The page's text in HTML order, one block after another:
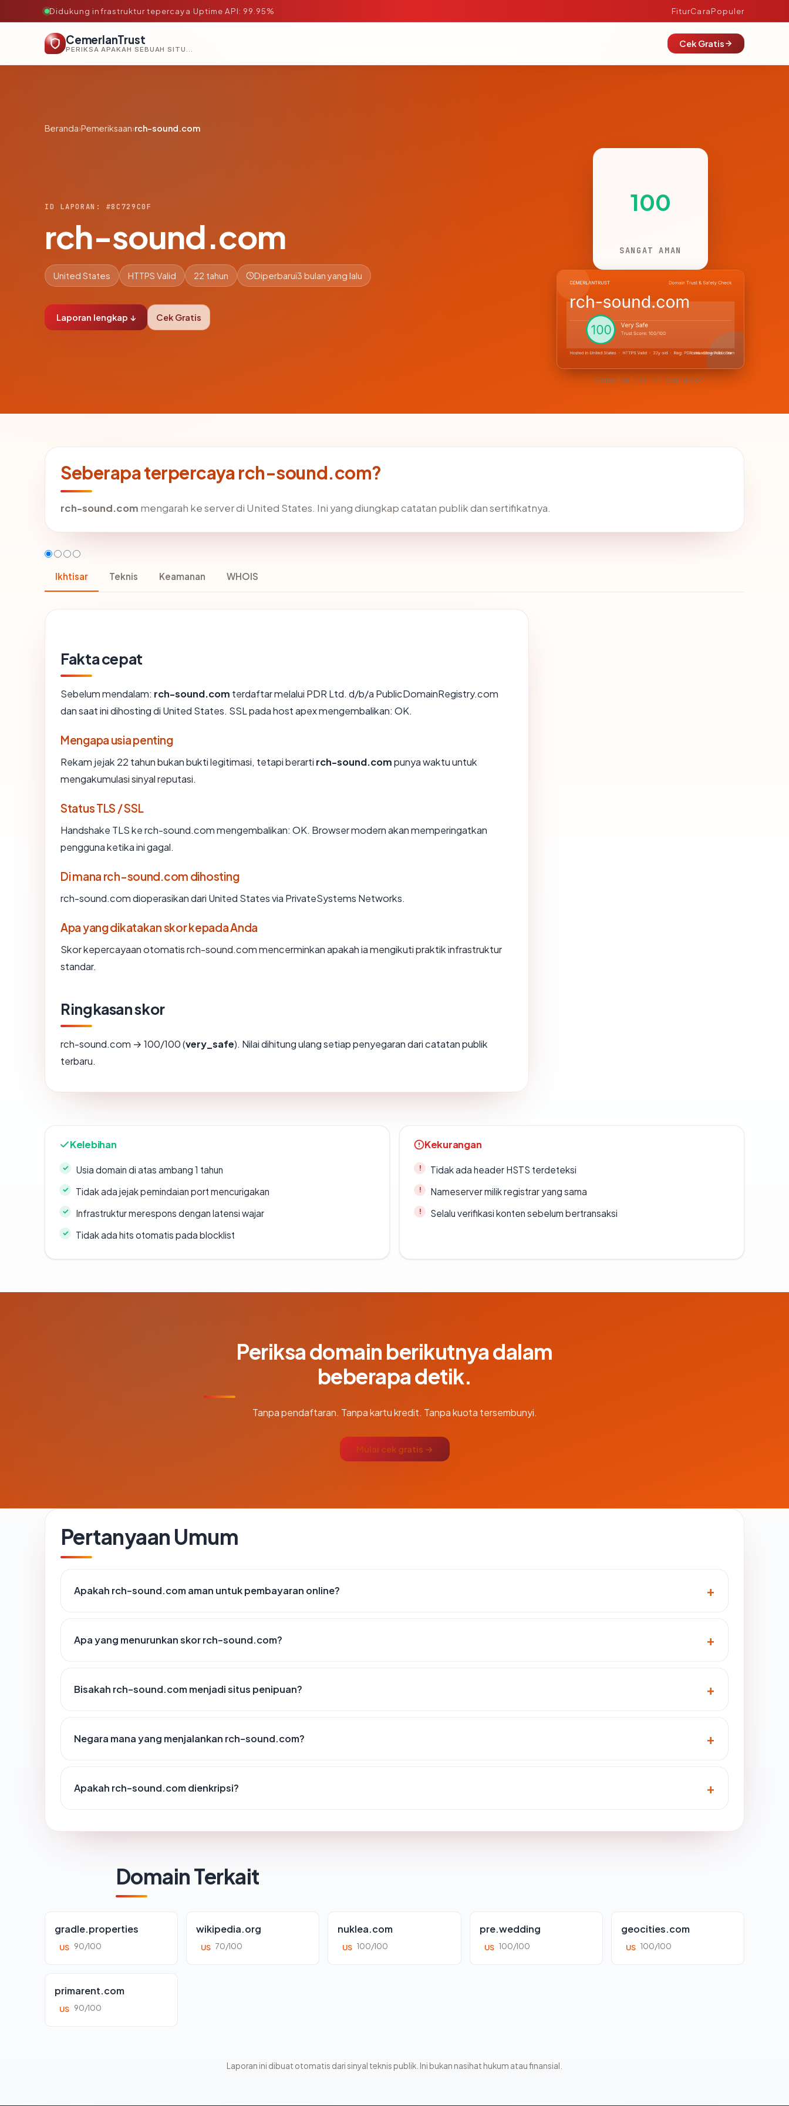
Didukung infrastruktur tepercaya·Uptime API: 99.95% FiturCaraPopuler
CemerlanTrust
PERIKSA APAKAH SEBUAH SITUS AMAN, TEPERCAYA, DAN TERVERIFIKASI DALAM HITUNGAN DETIK.
Cek Gratis
Beranda›Pemeriksaan›rch-sound.com
ID LAPORAN: #8C729C0F
rch-sound.com
United States HTTPS Valid 22 tahun Diperbarui3 bulan yang lalu
Laporan lengkap ↓ Cek Gratis
100
SANGAT AMAN
CemerlanTrust · rch-sound.com
Seberapa terpercaya rch-sound.com?
rch-sound.com mengarah ke server di United States. Ini yang diungkap catatan publik dan sertifikatnya.
Ikhtisar Teknis Keamanan WHOIS
Fakta cepat
Sebelum mendalam: rch-sound.com terdaftar melalui PDR Ltd. d/b/a PublicDomainRegistry.com
dan saat ini dihosting di United States. SSL pada host apex mengembalikan: OK.
Mengapa usia penting
Rekam jejak 22 tahun bukan bukti legitimasi, tetapi berarti rch-sound.compunya waktu untuk
mengakumulasi sinyal reputasi.
Status TLS / SSL
Handshake TLS ke rch-sound.com mengembalikan: OK. Browser modern akan memperingatkan
pengguna ketika ini gagal.
Di mana rch-sound.com dihosting
rch-sound.com dioperasikan dari United States via PrivateSystems Networks.
Apa yang dikatakan skor kepada Anda
Skor kepercayaan otomatis rch-sound.com mencerminkan apakah ia mengikuti praktik infrastruktur
standar.
Ringkasan skor
rch-sound.com → 100/100 (very_safe). Nilai dihitung ulang setiap penyegaran dari catatan publik
terbaru.
Kelebihan
Usia domain di atas ambang 1 tahun
Tidak ada jejak pemindaian port mencurigakan
Infrastruktur merespons dengan latensi wajar
Tidak ada hits otomatis pada blocklist
Kekurangan
Tidak ada header HSTS terdeteksi
Nameserver milik registrar yang sama
Selalu verifikasi konten sebelum bertransaksi
Periksa domain berikutnya dalam
beberapa detik.
Tanpa pendaftaran. Tanpa kartu kredit. Tanpa kuota tersembunyi.
Mulai cek gratis →
Pertanyaan Umum
Apakah rch-sound.com aman untuk pembayaran online?
Apa yang menurunkan skor rch-sound.com?
Bisakah rch-sound.com menjadi situs penipuan?
Negara mana yang menjalankan rch-sound.com?
Apakah rch-sound.com dienkripsi?
Domain Terkait
gradle.properties
US 90/100
wikipedia.org
US 70/100
nuklea.com
US 100/100
pre.wedding
US 100/100
geocities.com
US 100/100
primarent.com
US 90/100
Laporan ini dibuat otomatis dari sinyal teknis publik. Ini bukan nasihat hukum atau finansial.